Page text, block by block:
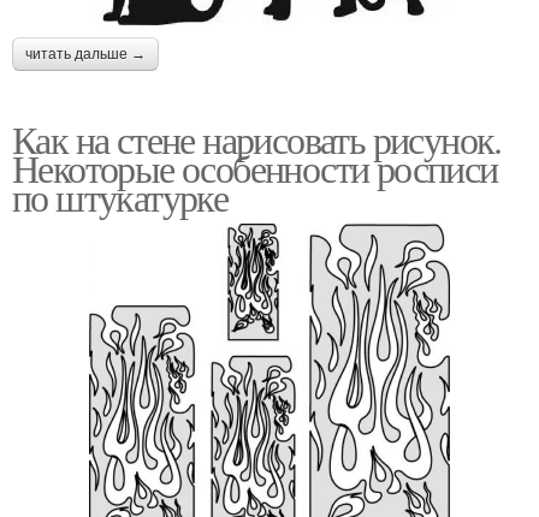
читать дальше →
Как на стене нарисовать рисунок.
Некоторые особенности росписи
по штукатурке